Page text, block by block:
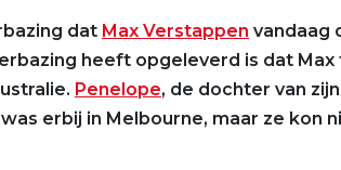
dat Max Verstappen vandaag
heeft opgeleverd is dat
Penelope, de dochter van
was erbij in Melbourne, maar ze kon